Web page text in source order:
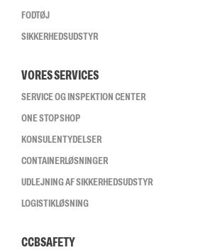
FODTØJ
SIKKERHEDSUDSTYR
VORES SERVICES
SERVICE OG INSPEKTION CENTER
ONE STOP SHOP
KONSULENTYDELSER
CONTAINERLØSNINGER
UDLEJNING AF SIKKERHEDSUDSTYR
LOGISTIKLØSNING
CCBSAFETY